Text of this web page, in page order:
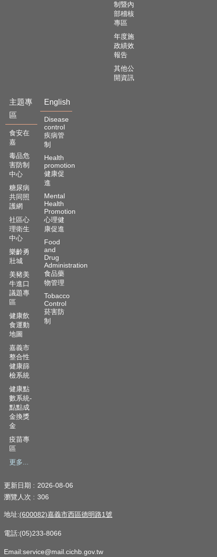
制暨內
部稽核
專區
年度施
政績效
報告
其他公
開資訊
主題專
區
食安在
嘉
毒品危
害防制
中心
糖尿病
共同照
護網
社區心
理衛生
中心
樂齡勇
壯城
美豬美
牛進口
議題專
區
健康飲
食運動
地圖
嘉義市
整合性
健康篩
檢系統
健康點
數系統-
點點成
金換獎
金
疫苗專
區
更多...
English
Disease
control
疾病管
制
Health
promotion
健康促
進
Mental
Health
Promotion
心理健
康促進
Food
and
Drug
Administration
食品藥
物管理
Tobacco
Control
菸害防
制
更新日期
2026-08-06
瀏覽人次
306
地址:(600082)嘉義市西區德明路1號
電話:(05)233-8066
Email:service@mail.cichb.gov.tw